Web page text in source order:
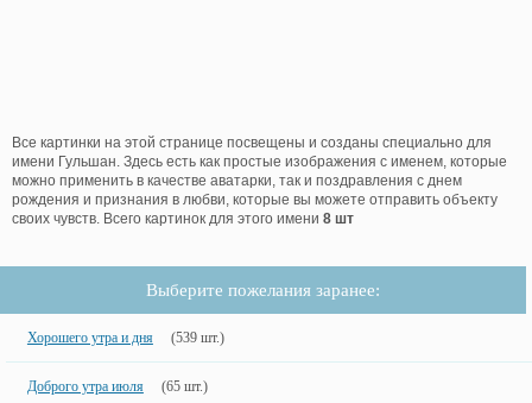
Все картинки на этой странице посвещены и созданы специально для
имени Гульшан. Здесь есть как простые изображения с именем, которые
можно применить в качестве аватарки, так и поздравления с днем
рождения и признания в любви, которые вы можете отправить объекту
своих чувств. Всего картинок для этого имени 8 шт
Выберите пожелания заранее:
Хорошего утра и дня (539 шт.)
Доброго утра июля (65 шт.)